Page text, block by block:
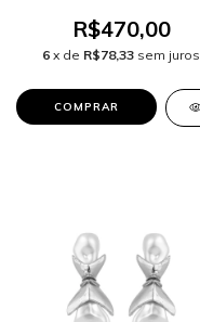
R$470,00
6 x de R$78,33 sem juros